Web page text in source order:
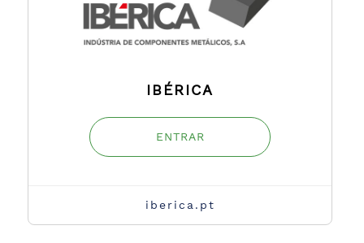
IBÉRICA
ENTRAR
iberica.pt